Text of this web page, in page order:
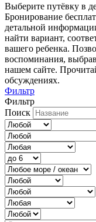
Выберите путёвку в
Бронирование
детальной
найти вариант,
вашего ребенка.
воспоминания,
нашем сайте.
обсуждениях.
Фильтр
Фильтр
Поиск